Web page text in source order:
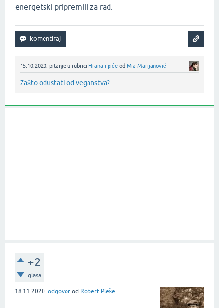
energetski pripremili za rad.
15.10.2020. pitanje u rubrici Hrana i piće od Mia Marijanović
Zašto odustati od veganstva?
+2
glasa
18.11.2020. odgovor od Robert Pleše